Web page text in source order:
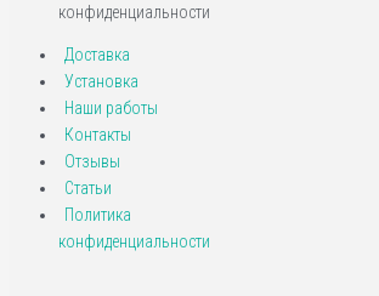
конфиденциальности
Доставка
Установка
Наши работы
Контакты
Отзывы
Статьи
Политика
конфиденциальности